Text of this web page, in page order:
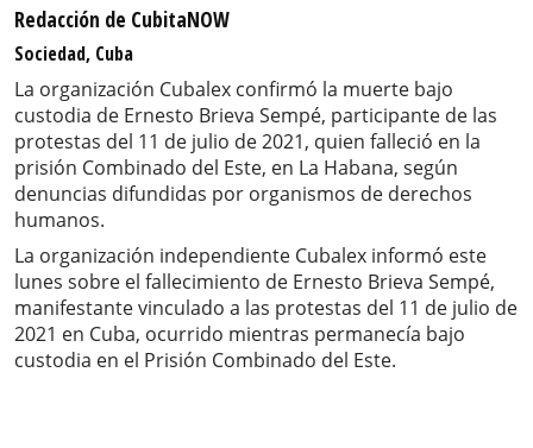
Redacción de CubitaNOW
Sociedad, Cuba
La organización Cubalex confirmó la muerte bajo
custodia de Ernesto Brieva Sempé, participante de las
protestas del 11 de julio de 2021, quien falleció en la
prisión Combinado del Este, en La Habana, según
denuncias difundidas por organismos de derechos
humanos.
La organización independiente Cubalex informó este
lunes sobre el fallecimiento de Ernesto Brieva Sempé,
manifestante vinculado a las protestas del 11 de julio de
2021 en Cuba, ocurrido mientras permanecía bajo
custodia en el Prisión Combinado del Este.